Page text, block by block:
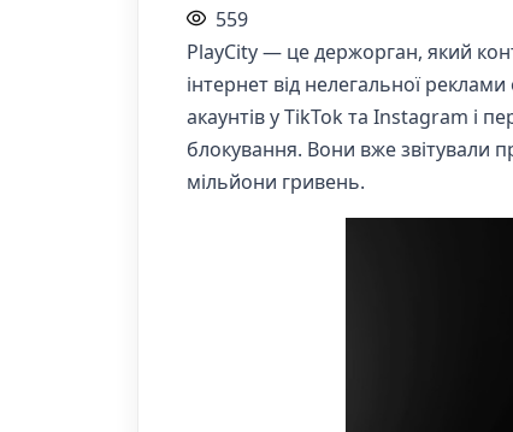
559
PlayCity — це держорган, який
інтернет від нелегальної
акаунтів у TikTok та Instagram і
блокування. Вони вже звітували
мільйони гривень.